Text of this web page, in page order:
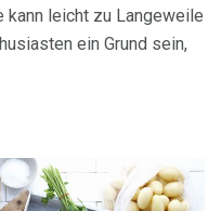
kann leicht zu Langeweile
ein Grund sein,